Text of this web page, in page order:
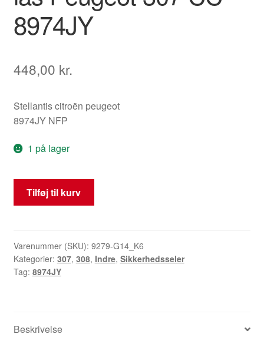
8974JY
448,00 kr.
Stellantis citroën peugeot
8974JY NFP
1 på lager
Højre
bageste
lås
Peugeot
307
Tilføj til kurv
Varenummer (SKU): 9279-G14_K6
Kategorier: 307, 308, Indre, Sikkerhedsseler
Tag: 8974JY
Beskrivelse